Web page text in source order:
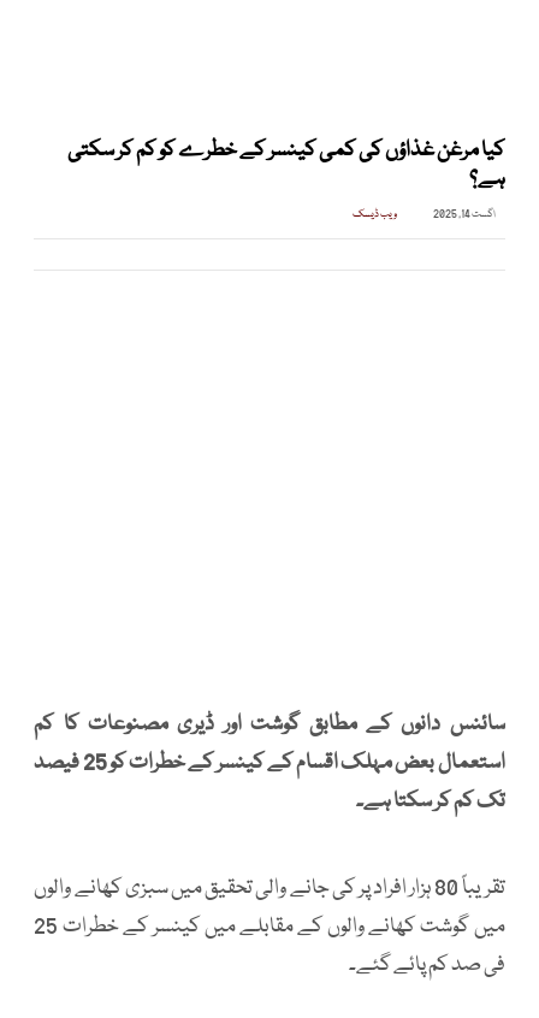
کیا مرغن غذاؤں کی کمی کینسر کے خطرے کو کم کر سکتی
ہے؟
اگست 14, 2025 ویب ڈیسک
سائنس دانوں کے مطابق گوشت اور ڈیری مصنوعات کا کم
استعمال بعض مہلک اقسام کے کینسر کے خطرات کو 25 فیصد
تک کم کر سکتا ہے۔
تقریباً 80 ہزار افراد پر کی جانے والی تحقیق میں سبزی کھانے والوں
میں گوشت کھانے والوں کے مقابلے میں کینسر کے خطرات 25
فی صد کم پائے گئے۔